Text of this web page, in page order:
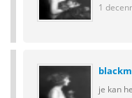
1
je kan